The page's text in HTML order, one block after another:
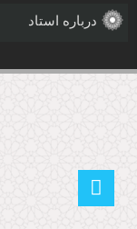
درباره استاد